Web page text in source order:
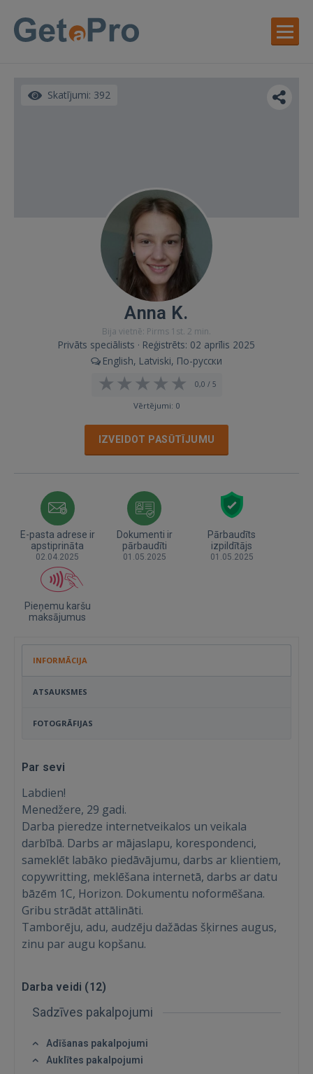
Ienākt
IENĀKT
Skatījumi: 392
Anna K.
Bija vietnē: Pirms 1st. 2 min.
Privāts speciālists · Reģistrēts: 02 aprīlis 2025
English, Latviski, По-русски
0,0 / 5
Vērtējumi: 0
IZVEIDOT PASŪTĪJUMU
E-pasta adrese ir
apstiprināta
02.04.2025
Dokumenti ir
pārbaudīti
01.05.2025
Pārbaudīts
izpildītājs
01.05.2025
Pieņemu karšu
maksājumus
INFORMĀCIJA
ATSAUKSMES
FOTOGRĀFIJAS
Par sevi
Labdien!
Menedžere, 29 gadi.
Darba pieredze internetveikalos un veikala
darbībā. Darbs ar mājaslapu, korespondenci,
sameklēt labāko piedāvājumu, darbs ar klientiem,
copywritting, meklēšana internetā, darbs ar datu
bāzēm 1C, Horizon. Dokumentu noformēšana.
Gribu strādāt attālināti.
Tamborēju, adu, audzēju dažādas šķirnes augus,
zinu par augu kopšanu.
Darba veidi (12)
Sadzīves pakalpojumi
Adīšanas pakalpojumi
Auklītes pakalpojumi